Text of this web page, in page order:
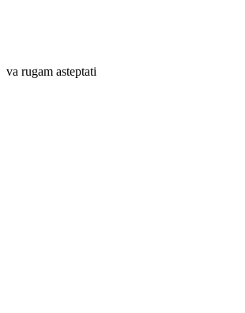
va rugam asteptati